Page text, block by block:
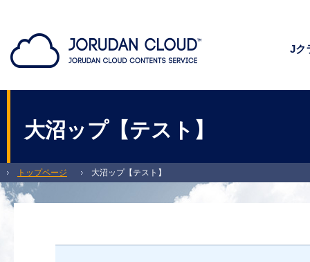
Jク
大沼ップ【テスト】
北海道七飯町・大沼公園周辺観光アプリ「大沼ップ」 七飯町・大沼観光を満喫
トップページ 大沼ップ【テスト】